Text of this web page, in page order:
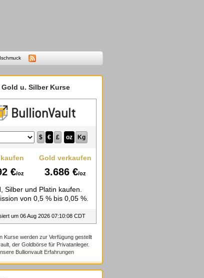
u. Silber Kurse
Kurse werden zur Verfügung gestellt
der Goldbörse für Privatanleger.
Bullionvault Erfahrungen